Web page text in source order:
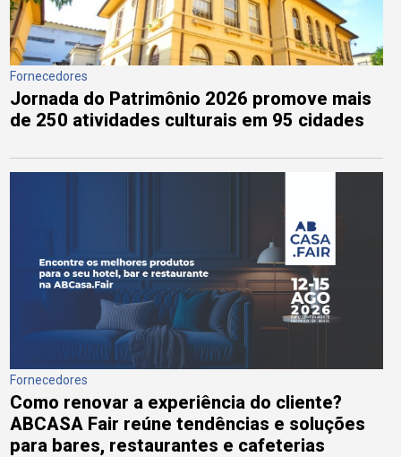
Fornecedores
Jornada do Patrimônio 2026 promove mais
de 250 atividades culturais em 95 cidades
Fornecedores
Como renovar a experiência do cliente?
ABCASA Fair reúne tendências e soluções
para bares, restaurantes e cafeterias